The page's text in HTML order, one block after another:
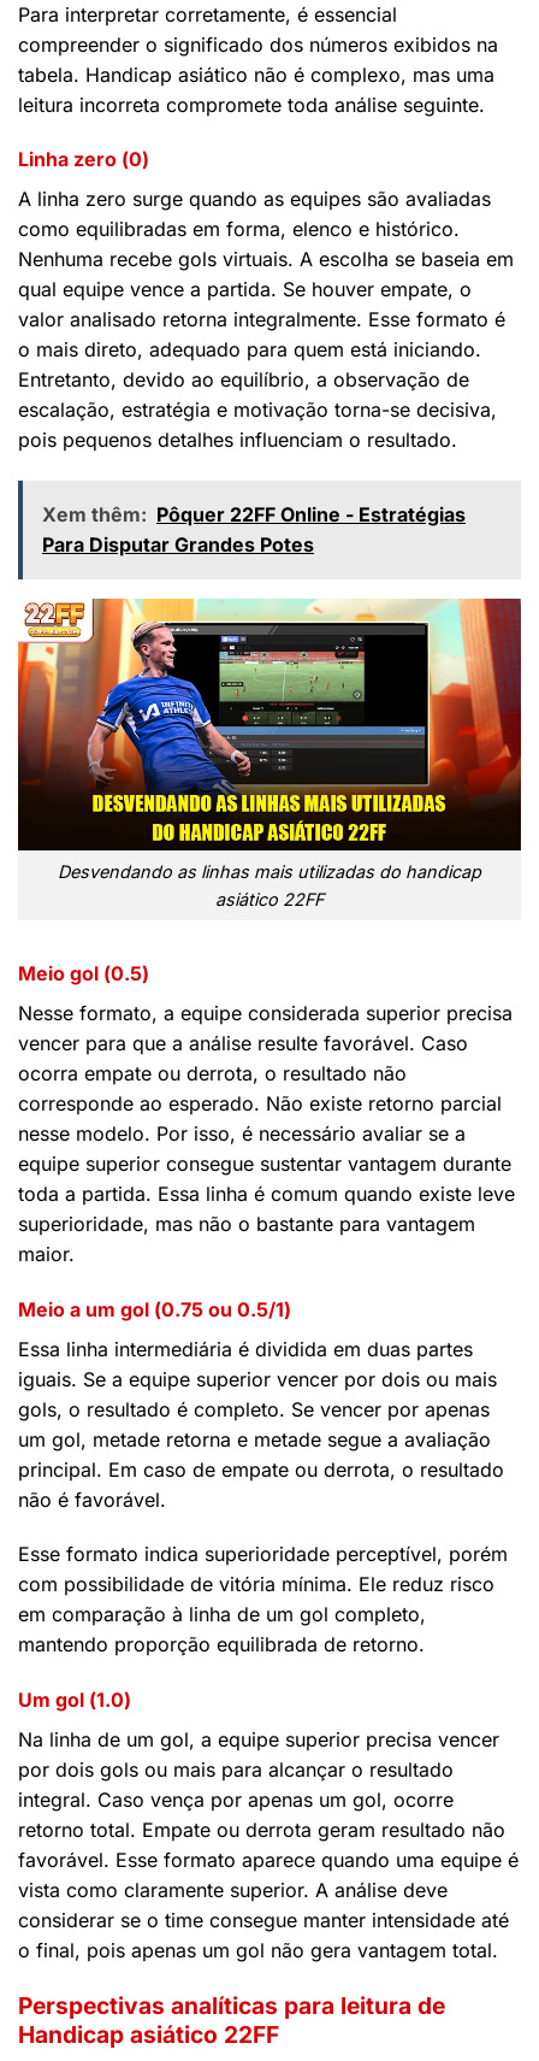
Para interpretar corretamente, é essencial
compreender o significado dos números exibidos na
tabela. Handicap asiático não é complexo, mas uma
leitura incorreta compromete toda análise seguinte.
Linha zero (0)
A linha zero surge quando as equipes são avaliadas
como equilibradas em forma, elenco e histórico.
Nenhuma recebe gols virtuais. A escolha se baseia em
qual equipe vence a partida. Se houver empate, o
valor analisado retorna integralmente. Esse formato é
o mais direto, adequado para quem está iniciando.
Entretanto, devido ao equilíbrio, a observação de
escalação, estratégia e motivação torna-se decisiva,
pois pequenos detalhes influenciam o resultado.
Xem thêm: Pôquer 22FF Online - Estratégias
Para Disputar Grandes Potes
Desvendando as linhas mais utilizadas do handicap
asiático 22FF
Meio gol (0.5)
Nesse formato, a equipe considerada superior precisa
vencer para que a análise resulte favorável. Caso
ocorra empate ou derrota, o resultado não
corresponde ao esperado. Não existe retorno parcial
nesse modelo. Por isso, é necessário avaliar se a
equipe superior consegue sustentar vantagem durante
toda a partida. Essa linha é comum quando existe leve
superioridade, mas não o bastante para vantagem
maior.
Meio a um gol (0.75 ou 0.5/1)
Essa linha intermediária é dividida em duas partes
iguais. Se a equipe superior vencer por dois ou mais
gols, o resultado é completo. Se vencer por apenas
um gol, metade retorna e metade segue a avaliação
principal. Em caso de empate ou derrota, o resultado
não é favorável.
Esse formato indica superioridade perceptível, porém
com possibilidade de vitória mínima. Ele reduz risco
em comparação à linha de um gol completo,
mantendo proporção equilibrada de retorno.
Um gol (1.0)
Na linha de um gol, a equipe superior precisa vencer
por dois gols ou mais para alcançar o resultado
integral. Caso vença por apenas um gol, ocorre
retorno total. Empate ou derrota geram resultado não
favorável. Esse formato aparece quando uma equipe é
vista como claramente superior. A análise deve
considerar se o time consegue manter intensidade até
o final, pois apenas um gol não gera vantagem total.
Perspectivas analíticas para leitura de
Handicap asiático 22FF